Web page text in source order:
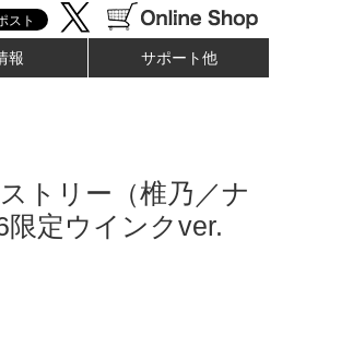
報 サポート他
トリー（椎乃／ナ
定ウインクver.